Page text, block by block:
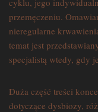
cyklu, jego
przemęczeniu.
nieregularne
temat jest
specjalistą wtedy, gdy
Duża część treści
dotyczące dysbiozy,